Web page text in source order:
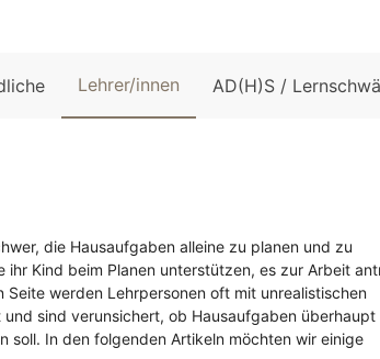
Lehrer/innen AD(H)S /
die Hausaufgaben alleine zu planen und zu
ihr Kind beim Planen unterstützen, es zur Arbeit
werden Lehrpersonen oft mit unrealistischen
sind verunsichert, ob Hausaufgaben überhaupt
soll. In den folgenden Artikeln möchten wir einige